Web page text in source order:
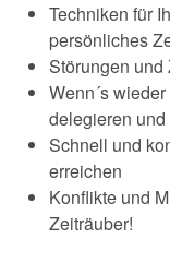
Techniken für
persönliches
Störungen
Wenn´s
delegieren
Schnell und
erreichen
Konflikte und
Zeiträuber!